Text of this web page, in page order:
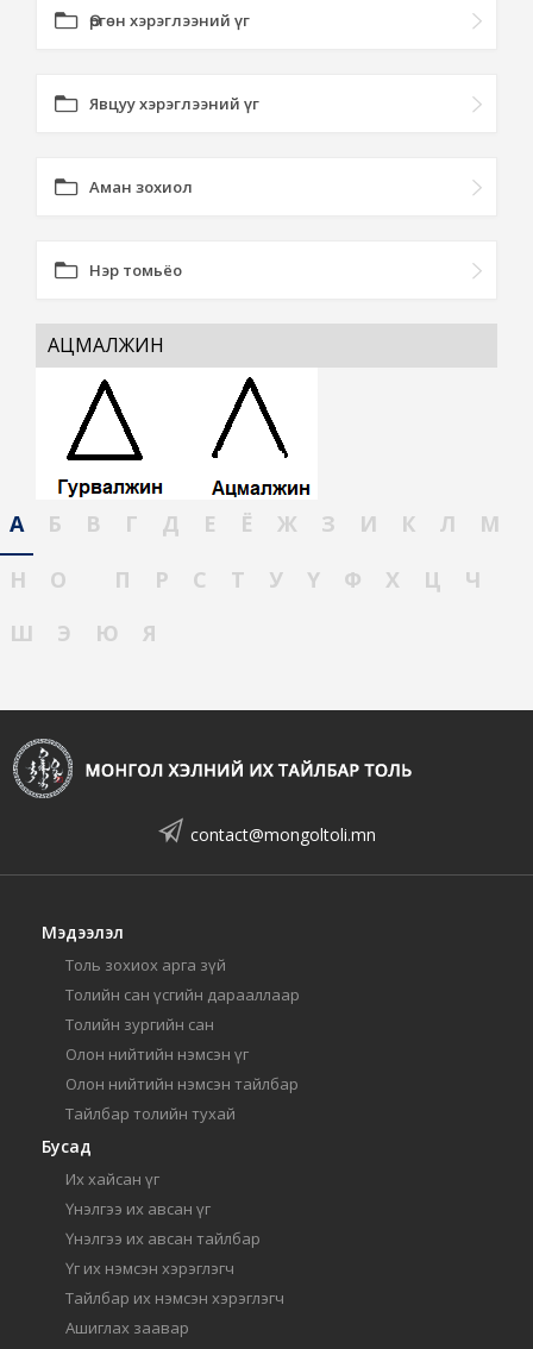
Өргөн хэрэглээний үг
Явцуу хэрэглээний үг
Аман зохиол
Нэр томьёо
АЦМАЛЖИН
А Б В Г Д Е Ё Ж З И К Л
М
Н
О П Р С Т У Ү Ф Х Ц
Ч
Ш
Э Ю Я
contact@mongoltoli.mn
Мэдээлэл
Толь зохиох арга зүй
Толийн сан үсгийн дарааллаар
Толийн зургийн сан
Олон нийтийн нэмсэн үг
Олон нийтийн нэмсэн тайлбар
Тайлбар толийн тухай
Бусад
Их хайсан үг
Үнэлгээ их авсан үг
Үнэлгээ их авсан тайлбар
Үг их нэмсэн хэрэглэгч
Тайлбар их нэмсэн хэрэглэгч
Ашиглах заавар